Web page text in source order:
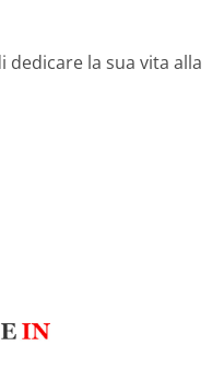
dedicare la sua vita alla